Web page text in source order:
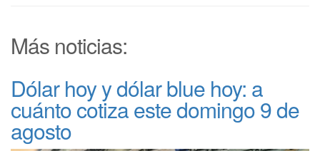
Más noticias:
Dólar hoy y dólar blue hoy: a
cuánto cotiza este domingo 9 de
agosto